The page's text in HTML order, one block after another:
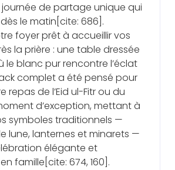
journée de partage unique qui
le matin[cite: 686].
foyer prêt à accueillir vos
la prière : une table dressée
le blanc pur rencontre l’éclat
complet a été pensé pour
repas de l’Eid ul-Fitr ou du
d’exception, mettant à
symboles traditionnels —
lune, lanternes et minarets —
élégante et
famille[cite: 674, 160].